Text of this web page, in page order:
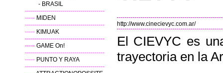
- BRASIL
----------------------------------------
----- MIDEN
----------------------------------------
----- KIMUAK
----------------------------------------
----- GAME On!
----------------------------------------
----- PUNTO Y RAYA
----------------------------------------
http://www.cinecievyc.com.ar/
El CIEVYC es
trayectoria en la